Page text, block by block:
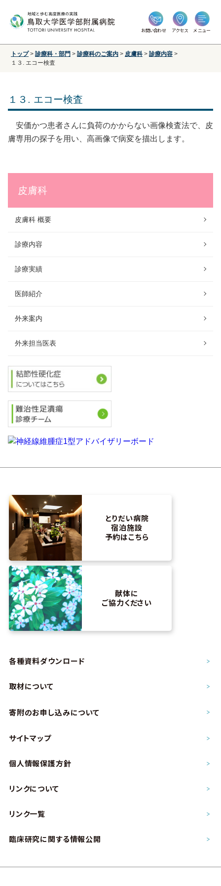
お問い合わせ アクセス メニュー
トップ > 診療科・部門 > 診療科のご案内 > 皮膚科 > 診療内容 >
１３. エコー検査
１３. エコー検査
安価かつ患者さんに負荷のかからない画像検査法で、皮
膚専用の探子を用い、高画像で病変を描出します。
皮膚科
皮膚科 概要
診療内容
診療実績
医師紹介
外来案内
外来担当医表
とりだい病院
宿泊施設
予約はこちら
献体に
ご協力ください
各種資料ダウンロード
取材について
寄附のお申し込みについて
サイトマップ
個人情報保護方針
リンクについて
リンク一覧
臨床研究に関する情報公開